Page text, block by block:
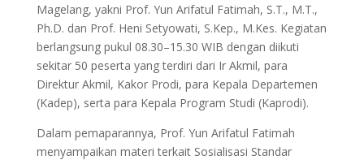
Magelang, yakni Prof. Yun Arifatul Fatimah, S.T., M.T.,
Ph.D. dan Prof. Heni Setyowati, S.Kep., M.Kes. Kegiatan
berlangsung pukul 08.30–15.30 WIB dengan diikuti
sekitar 50 peserta yang terdiri dari Ir Akmil, para
Direktur Akmil, Kakor Prodi, para Kepala Departemen
(Kadep), serta para Kepala Program Studi (Kaprodi).
Dalam pemaparannya, Prof. Yun Arifatul Fatimah
menyampaikan materi terkait Sosialisasi Standar